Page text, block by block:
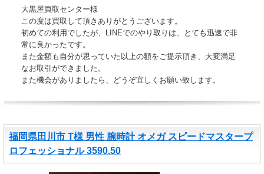
大黒屋買取センター様
この度は買取して頂きありがとうございます。
初めての利用でしたが、LINEでのやり取りは、とても迅速で非
常に良かったです。
また金額も自分が思っていた以上の額をご提示頂き、大変満足
なお取引ができました。
また機会がありましたら、どうぞ宜しくお願い致します。
福岡県田川市 T様 男性 腕時計 オメガ スピードマスタープ
ロフェッショナル 3590.50